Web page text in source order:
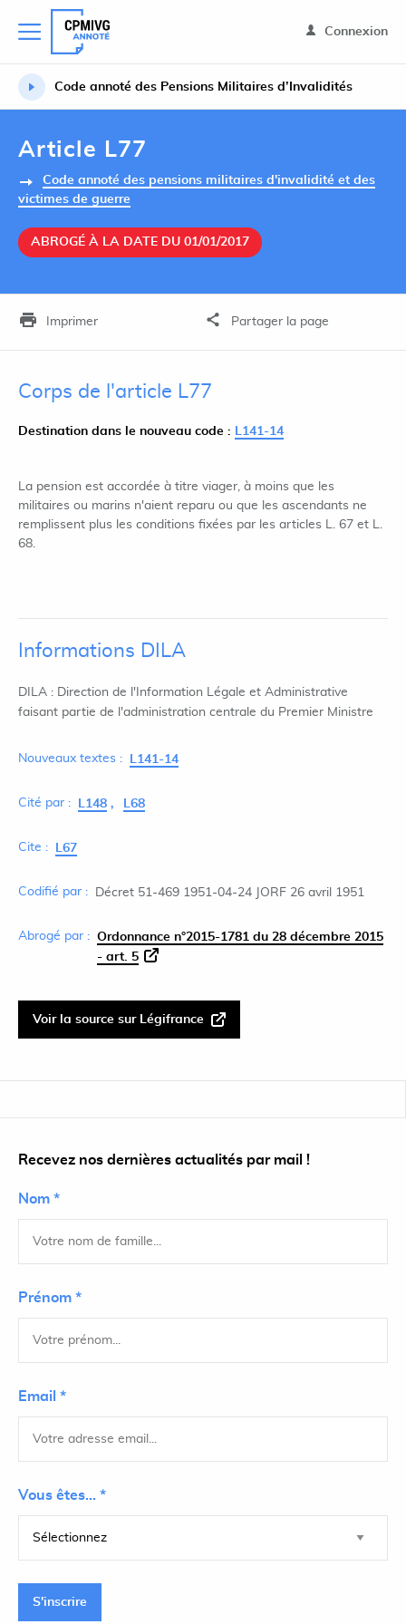
Connexion
Code annoté des Pensions Militaires d’Invalidités
Article L77
Code annoté des pensions militaires d'invalidité et des
victimes de guerre
ABROGÉ À LA DATE DU 01/01/2017
Imprimer Partager la page
Corps de l'article L77
Destination dans le nouveau code : L141-14
La pension est accordée à titre viager, à moins que les
militaires ou marins n'aient reparu ou que les ascendants ne
remplissent plus les conditions fixées par les articles L. 67 et L.
68.
Informations DILA
DILA : Direction de l'Information Légale et Administrative
faisant partie de l'administration centrale du Premier Ministre
Nouveaux textes : L141-14
Cité par : L148 L68
Cite : L67
Codifié par : Décret 51-469 1951-04-24 JORF 26 avril 1951
Abrogé par : Ordonnance n°2015-1781 du 28 décembre 2015
- art. 5
Voir la source sur Légifrance
Recevez nos dernières actualités par mail !
Nom *
Prénom *
Email *
Vous êtes... *
S'inscrire